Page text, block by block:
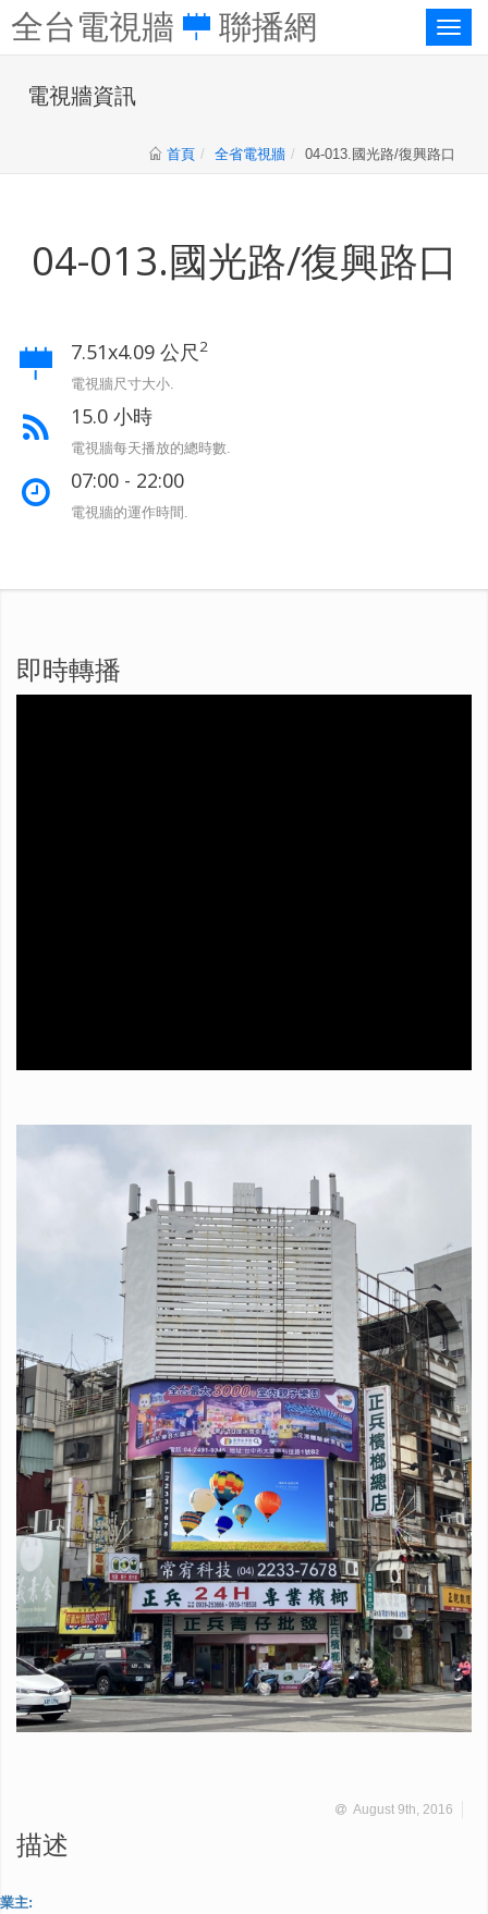
Toggle
全台電視牆 聯播網
電視牆資訊
首頁 全省電視牆 04-013.國光路/復興路口
04-013.國光路/復興路口
7.51x4.09 公尺2
電視牆尺寸大小.
15.0 小時
電視牆每天播放的總時數.
07:00 - 22:00
電視牆的運作時間.
即時轉播
August 9th, 2016
描述
業主: